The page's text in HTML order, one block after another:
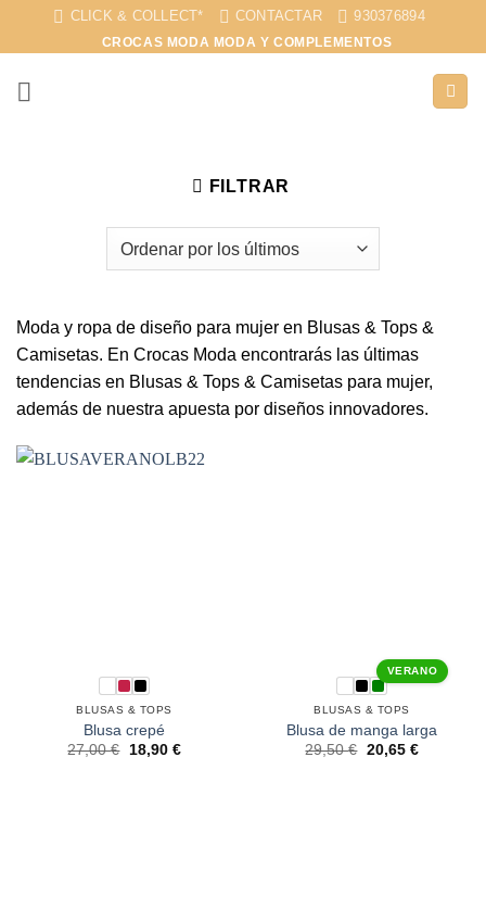
CLICK & COLLECT* CONTACTAR 930376894
CROCAS MODA MODA Y COMPLEMENTOS
FILTRAR
Moda y ropa de diseño para mujer en Blusas & Tops &
Camisetas. En Crocas Moda encontrarás las últimas
tendencias en Blusas & Tops & Camisetas para mujer,
además de nuestra apuesta por diseños innovadores.
BLUSAS & TOPS
Blusa crepé
27,00€ 18,90 €
VERANO
BLUSAS & TOPS
Blusa de manga larga
29,50€ 20,65 €